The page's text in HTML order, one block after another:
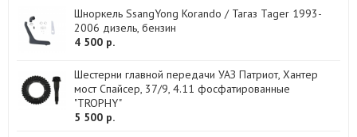
Шноркель SsangYong Korando / Тагаз Tager 1993-
2006 дизель, бензин
4 500 р.
Шестерни главной передачи УАЗ Патриот, Хантер
мост Спайсер, 37/9, 4.11 фосфатированные
"TROPHY"
5 500 р.